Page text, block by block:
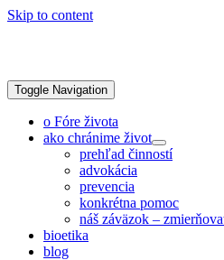
Skip to content
Toggle Navigation
o Fóre života
ako chránime život
prehľad činností
advokácia
prevencia
konkrétna pomoc
náš záväzok –
bioetika
blog